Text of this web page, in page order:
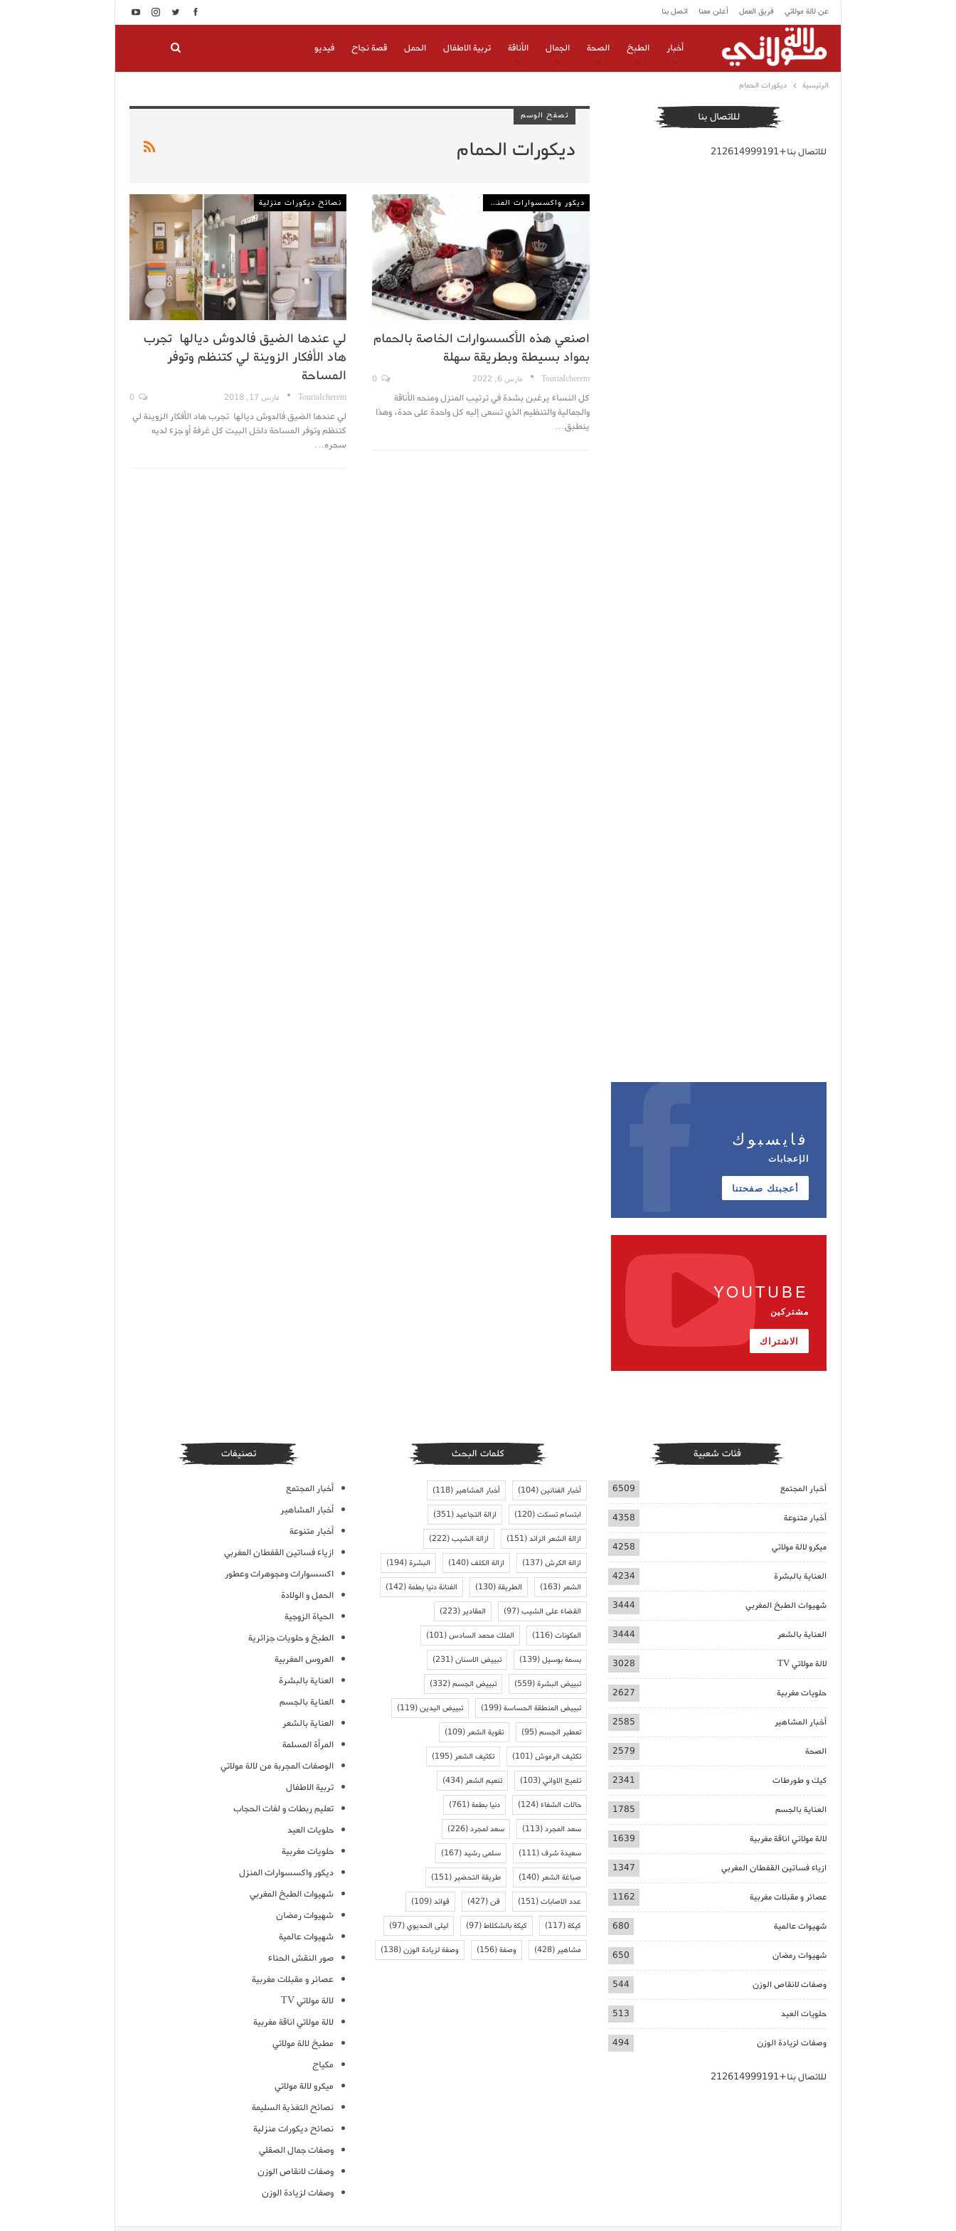
عن لالة مولاتي فريق العمل أعلن معنا اتصل بنا
أخبار الطبخ الصحة الجمال الأناقة تربية الاطفال الحمل قصة نجاح فيديو
الرئيسية ديكورات الحمام
تصفح الوسم
ديكورات الحمام
ديكور واكسسوارات المنزل
اصنعي هذه الأكسسوارات الخاصة بالحمام
بمواد بسيطة وبطريقة سهلة
TouriaIcherem مارس 6, 2022
كل النساء يرغبن بشدة في ترتيب المنزل ومنحه الأناقة
والجمالية والتنظيم الذي تسعى إليه كل واحدة على حدة، وهذا
ينطبق…
نصائح ديكورات منزلية
لي عندها الضيق فالدوش ديالها تجرب
هاد الأفكار الزوينة لي كتنظم وتوفر
المساحة
TouriaIcherem مارس 17, 2018
لي عندها الضيق فالدوش ديالها تجرب هاد الأفكار الزوينة لي
كتنظم وتوفر المساحة داخل البيت كل غرفة أو جزء لديه
سحره…
للاتصال بنا
للاتصال بنا+212614999191
فايسبوك
الإعجابات
أعجبتك صفحتنا
YOUTUBE
مشتركين
الاشتراك
فئات شعبية
أخبار المجتمع 6509
أخبار متنوعة 4358
ميكرو لالة مولاتي 4258
العناية بالبشرة 4234
شهيوات الطبخ المغربي 3444
العناية بالشعر 3444
لالة مولاتي TV 3028
حلويات مغربية 2627
أخبار المشاهير 2585
الصحة 2579
كيك و طورطات 2341
العناية بالجسم 1785
لالة مولاتي اناقة مغربية 1639
ازياء فساتين القفطان المغربي 1347
عصائر و مقبلات مغربية 1162
شهيوات عالمية 680
شهيوات رمضان 650
وصفات لانقاص الوزن 544
حلويات العيد 513
وصفات لزيادة الوزن 494
للاتصال بنا+212614999191
كلمات البحث
أخبار الفنانين(104) أخبار المشاهير(118)
ابتسام تسكت(120) ازالة التجاعيد(351)
ازالة الشعر الزائد(151) ازالة الشيب(222)
ازالة الكرش(137) ازالة الكلف(140) البشرة(194)
الشعر(163) الطريقة(130) الفنانة دنيا بطمة(142)
القضاء على الشيب(97) المقادير(223)
المكونات(116) الملك محمد السادس(101)
بسمة بوسيل(139) تبييض الاسنان(231)
تبييض البشرة(559) تبييض الجسم(332)
تبييض المنطقة الحساسة(199) تبييض اليدين(119)
تعطير الجسم(95) تقوية الشعر(109)
تكثيف الرموش(101) تكثيف الشعر(195)
تلميع الاواني(103) تنعيم الشعر(434)
حالات الشفاء(124) دنيا بطمة(761)
سعد المجرد(113) سعد لمجرد(226)
سعيدة شرف(111) سلمى رشيد(167)
صباغة الشعر(140) طريقة التحضير(151)
عدد الاصابات(151) فن(427) فوائد(109)
كيكة(117) كيكة بالشكلاط(97) ليلى الحديوي(97)
مشاهير(428) وصفة(156) وصفة لزيادة الوزن(138)
تصنيفات
أخبار المجتمع
أخبار المشاهير
أخبار متنوعة
ازياء فساتين القفطان المغربي
اكسسوارات ومجوهرات وعطور
الحمل و الولادة
الحياة الزوجية
الطبخ و حلويات جزائرية
العروس المغربية
العناية بالبشرة
العناية بالجسم
العناية بالشعر
المرأة المسلمة
الوصفات المجربة من لالة مولاتي
تربية الاطفال
تعليم ربطات و لفات الحجاب
حلويات العيد
حلويات مغربية
ديكور واكسسوارات المنزل
شهيوات الطبخ المغربي
شهيوات رمضان
شهيوات عالمية
صور النقش الحناء
عصائر و مقبلات مغربية
لالة مولاتي TV
لالة مولاتي اناقة مغربية
مطبخ لالة مولاتي
مكياج
ميكرو لالة مولاتي
نصائح التغذية السليمة
نصائح ديكورات منزلية
وصفات جمال الصقلي
وصفات لانقاص الوزن
وصفات لزيادة الوزن